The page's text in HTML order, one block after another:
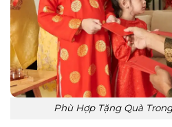
Phù Hợp Tặng Quà